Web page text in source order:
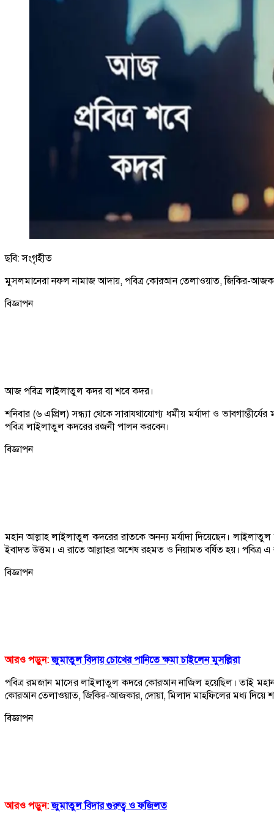
ছবি: সংগৃহীত
মুসলমানেরা নফল নামাজ আদায়, পবিত্র কোরআন তেলাওয়াত, জিকির-
বিজ্ঞাপন
আজ পবিত্র লাইলাতুল কদর বা শবে কদর।
শনিবার (৬ এপ্রিল) সন্ধ্যা থেকে সারাযথাযোগ্য ধর্মীয় মর্যাদা ও
পবিত্র লাইলাতুল কদরের রজনী পালন করবেন।
বিজ্ঞাপন
মহান আল্লাহ লাইলাতুল কদরের রাতকে অনন্য মর্যাদা দিয়েছেন।
ইবাদত উত্তম। এ রাতে আল্লাহর অশেষ রহমত ও নিয়ামত বর্ষিত হয়। পবিত্র
বিজ্ঞাপন
আরও পড়ুন: জুমাতুল বিদায় চোখের পানিতে ক্ষমা চাইলেন মুসল্লিরা
পবিত্র রমজান মাসের লাইলাতুল কদরে কোরআন নাজিল হয়েছিল। তাই
কোরআন তেলাওয়াত, জিকির-আজকার, দোয়া, মিলাদ মাহফিলের মধ্য দিয়ে
বিজ্ঞাপন
আরও পড়ুন:জুমাতুল বিদার গুরুত্ব ও ফজিলত